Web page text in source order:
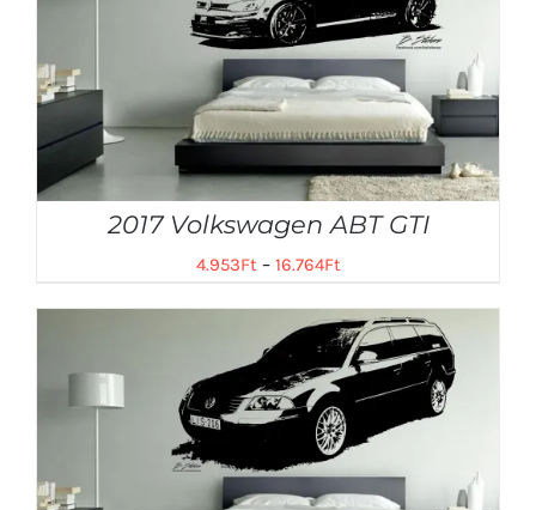
2017 Volkswagen ABT GTI
4.953Ft– 16.764Ft